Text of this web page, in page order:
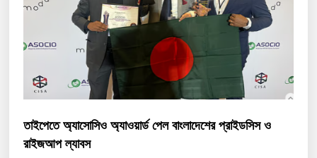
তাইপেতে অ্যাসোসিও অ্যাওয়ার্ড পেল বাংলাদেশের প্রাইডসিস ও
রাইজআপ ল্যাবস